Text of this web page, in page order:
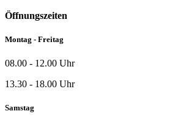
Öffnungszeiten
Montag - Freitag
08.00 - 12.00 Uhr
13.30 - 18.00 Uhr
Samstag